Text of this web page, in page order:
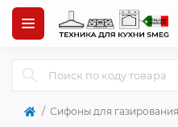
Сифоны для